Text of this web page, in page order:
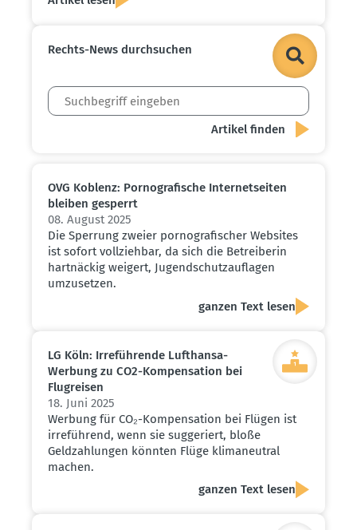
Rechts-News durch­suchen
OVG Koblenz: Porno­gra­fische Inter­net­seiten
bleiben gesperrt
08. August 2025
Die Sperrung zweier pornografischer Websites
ist sofort vollziehbar, da sich die Betreiberin
hartnäckig weigert, Jugendschutzauflagen
umzusetzen.
ganzen Text lesen
LG Köln: Irrefüh­rende Lufthansa-
Werbung zu CO2-Kompen­sation bei
Flugreisen
18. Juni 2025
Werbung für CO₂-Kompensation bei Flügen ist
irreführend, wenn sie suggeriert, bloße
Geldzahlungen könnten Flüge klimaneutral
machen.
ganzen Text lesen